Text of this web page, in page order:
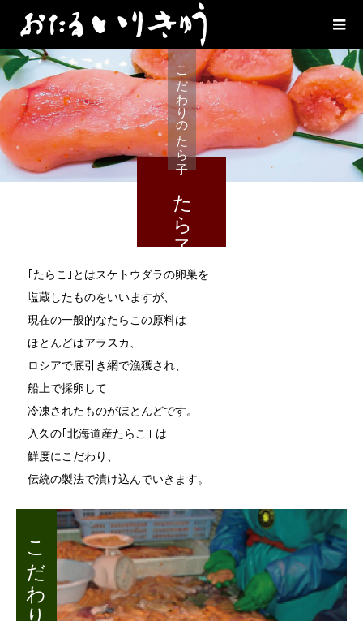
こだわりのたら子
たら子
｢たらこ｣とはスケトウダラの卵巣を
塩蔵したものをいいますが、
現在の一般的なたらこの原料は
ほとんどはアラスカ、
ロシアで底引き網で漁獲され、
船上で採卵して
冷凍されたものがほとんどです。
入久の｢北海道産たらこ｣ は
鮮度にこだわり、
伝統の製法で漬け込んでいきます。
こだわり